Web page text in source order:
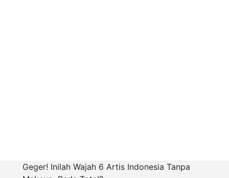
Geger! Inilah Wajah 6 Artis Indonesia Tanpa